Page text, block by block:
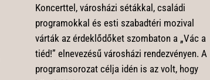
Koncerttel, városházi sétákkal, családi
programokkal és esti szabadtéri mozival
várták az érdeklődőket szombaton a „Vác a
tiéd!” elnevezésű városházi rendezvényen. A
programsorozat célja idén is az volt, hogy